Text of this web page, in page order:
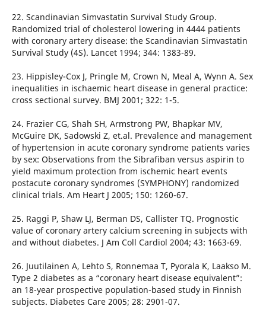
22. Scandinavian Simvastatin Survival Study Group.
Randomized trial of cholesterol lowering in 4444 patients
with coronary artery disease: the Scandinavian Simvastatin
Survival Study (4S). Lancet 1994; 344: 1383-89.
23. Hippisley-Cox J, Pringle M, Crown N, Meal A, Wynn A. Sex
inequalities in ischaemic heart disease in general practice:
cross sectional survey. BMJ 2001; 322: 1-5.
24. Frazier CG, Shah SH, Armstrong PW, Bhapkar MV,
McGuire DK, Sadowski Z, et.al. Prevalence and management
of hypertension in acute coronary syndrome patients varies
by sex: Observations from the Sibrafiban versus aspirin to
yield maximum protection from ischemic heart events
postacute coronary syndromes (SYMPHONY) randomized
clinical trials. Am Heart J 2005; 150: 1260-67.
25. Raggi P, Shaw LJ, Berman DS, Callister TQ. Prognostic
value of coronary artery calcium screening in subjects with
and without diabetes. J Am Coll Cardiol 2004; 43: 1663-69.
26. Juutilainen A, Lehto S, Ronnemaa T, Pyorala K, Laakso M.
Type 2 diabetes as a “coronary heart disease equivalent”:
an 18-year prospective population-based study in Finnish
subjects. Diabetes Care 2005; 28: 2901-07.